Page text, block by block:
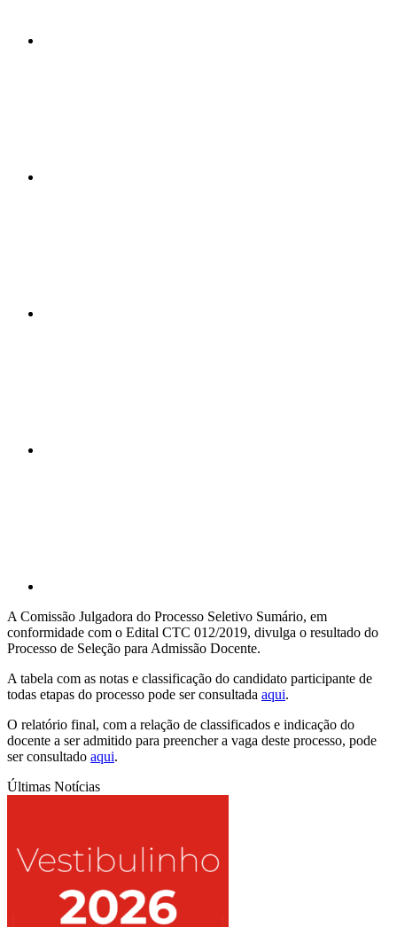
A Comissão Julgadora do Processo Seletivo Sumário, em
conformidade com o Edital CTC 012/2019, divulga o resultado do
Processo de Seleção para Admissão Docente.
A tabela com as notas e classificação do candidato participante de
todas etapas do processo pode ser consultada aqui.
O relatório final, com a relação de classificados e indicação do
docente a ser admitido para preencher a vaga deste processo, pode
ser consultado aqui.
Últimas Notícias